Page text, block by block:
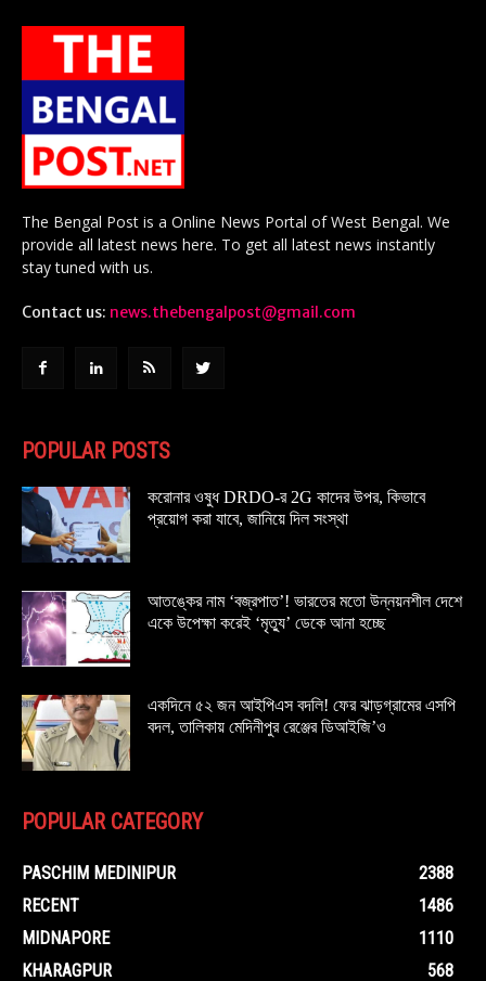
The Bengal Post is a Online News Portal of West Bengal. We
provide all latest news here. To get all latest news instantly
stay tuned with us.
Contact us: news.thebengalpost@gmail.com
POPULAR POSTS
করোনার ওষুধ DRDO-র 2G কাদের উপর, কিভাবে
প্রয়োগ করা যাবে, জানিয়ে দিল সংস্থা
আতঙ্কের নাম ‘বজ্রপাত’! ভারতের মতো উন্নয়নশীল দেশে
একে উপেক্ষা করেই ‘মৃত্যু’ ডেকে আনা হচ্ছে
একদিনে ৫২ জন আইপিএস বদলি! ফের ঝাড়গ্রামের এসপি
বদল, তালিকায় মেদিনীপুর রেঞ্জের ডিআইজি’ও
POPULAR CATEGORY
PASCHIM MEDINIPUR
2388
RECENT
1486
MIDNAPORE
1110
KHARAGPUR
568